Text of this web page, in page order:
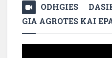
ODHGIES
GIA AGROTES KAI